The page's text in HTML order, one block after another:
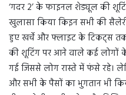
‘गदर 2’ के फाइनल शेड्यूल की
खुलासा किया किइन सभी की
हुए खर्चे और फ्लाइट के टिकट्स
की शूटिंग पर आने वाले कई लोगों
गई जिससे लोग रास्ते में फंसे रहे।
और सभी के पैसों का भुगतान भी